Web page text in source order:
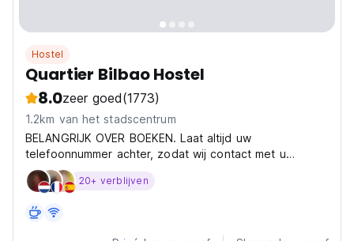
Hostel
Quartier Bilbao Hostel
8.0zeer goed(1773)
1.2km van het stadscentrum
BELANGRIJK OVER BOEKEN. Laat altijd uw
telefoonnummer achter, zodat wij contact met u
kunnen opnemen om t
20+ verblijven